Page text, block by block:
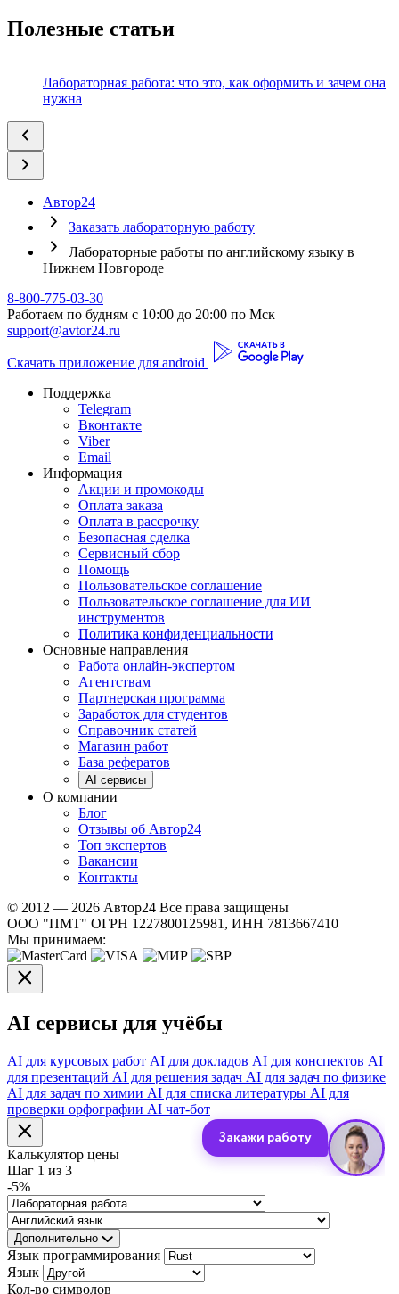
Полезные статьи
Лабораторная работа: что это, как оформить и зачем она
нужна
Автор24
Заказать лабораторную работу
Лабораторные работы по английскому языку в
Нижнем Новгороде
8-800-775-03-30
Работаем по будням с 10:00 до 20:00 по Мск
support@avtor24.ru
Скачать приложение для android
Поддержка
Telegram
Вконтакте
Viber
Email
Информация
Акции и промокоды
Оплата заказа
Оплата в рассрочку
Безопасная сделка
Сервисный сбор
Помощь
Пользовательское соглашение
Пользовательское соглашение для ИИ
инструментов
Политика конфиденциальности
Основные направления
Работа онлайн-экспертом
Агентствам
Партнерская программа
Заработок для студентов
Справочник статей
Магазин работ
База рефератов
AI сервисы
О компании
Блог
Отзывы об Автор24
Топ экспертов
Вакансии
Контакты
© 2012 — 2026 Автор24 Все права защищены
ООО "ПМТ" ОГРН 1227800125981, ИНН 7813667410
Мы принимаем:
AI сервисы для учёбы
AI для курсовых работ AI для докладов AI для конспектов AI
для презентаций AI для решения задач AI для задач по физике
AI для задач по химии AI для списка литературы AI для
проверки орфографии AI чат-бот
Калькулятор цены
Шаг 1 из 3
-5%
Дополнительно
Язык программирования
Язык
Кол-во символов